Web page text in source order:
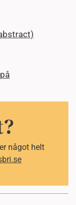
något helt